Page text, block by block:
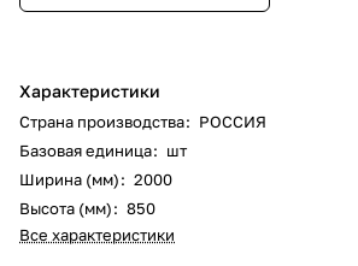
Характеристики
Страна производства: РОССИЯ
Базовая единица: шт
Ширина (мм): 2000
Высота (мм): 850
Все характеристики